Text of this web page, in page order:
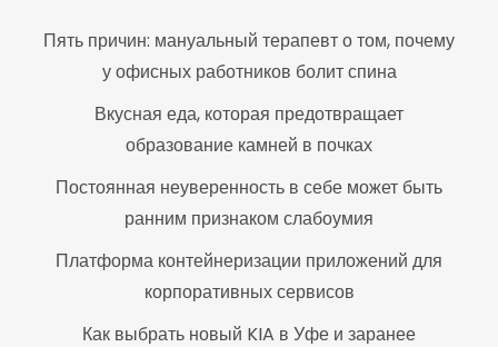
Пять причин: мануальный терапевт о том, почему
у офисных работников болит спина
Вкусная еда, которая предотвращает
образование камней в почках
Постоянная неуверенность в себе может быть
ранним признаком слабоумия
Платформа контейнеризации приложений для
корпоративных сервисов
Как выбрать новый KIA в Уфе и заранее